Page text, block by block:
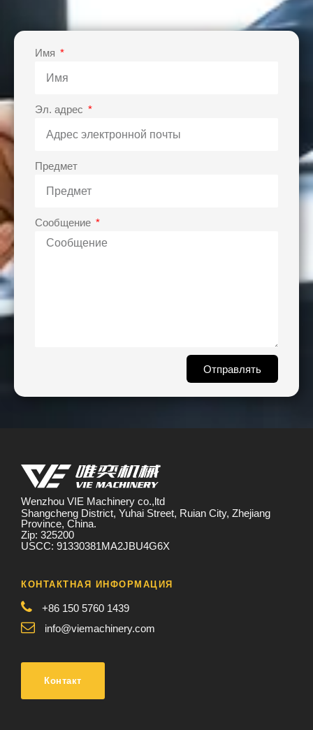
Имя
Эл. адрес
Предмет
Сообщение
Отправлять
Wenzhou VIE Machinery co.,ltd
Shangcheng District, Yuhai Street, Ruian City, Zhejiang
Province, China.
Zip: 325200
USCC: 91330381MA2JBU4G6X
КОНТАКТНАЯ ИНФОРМАЦИЯ
+86 150 5760 1439
info@viemachinery.com
Контакт